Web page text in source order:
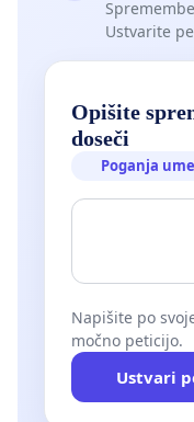
Ustvarite
Opišite
doseči
Poganja
Napišite po
močno peticijo.
Ustvari